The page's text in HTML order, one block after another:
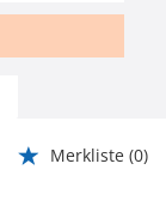
Merkliste (0)